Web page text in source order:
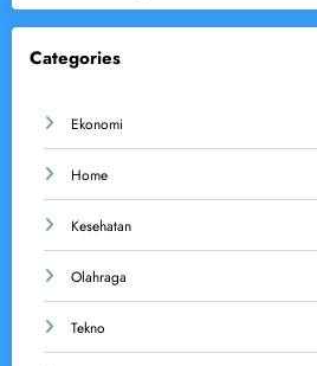
Categories
Ekonomi
Home
Kesehatan
Olahraga
Tekno